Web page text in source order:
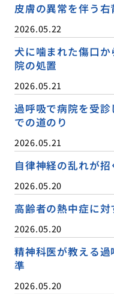
皮膚の異常を伴う
2026.05.22
犬に噛まれた傷口
院の処置
2026.05.21
過呼吸で病院を受
での道のり
2026.05.21
自律神経の乱れが
2026.05.20
高齢者の熱中症に
2026.05.20
精神科医が教える
準
2026.05.20